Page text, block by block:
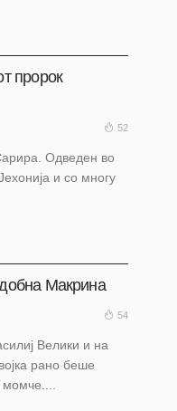
пророк
52
Одведен во
и со многу
Макрина
54
Вeлики и на
ранo беше